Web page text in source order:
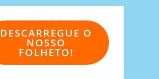
DESCARREGUE O
NOSSO
FOLHETO!